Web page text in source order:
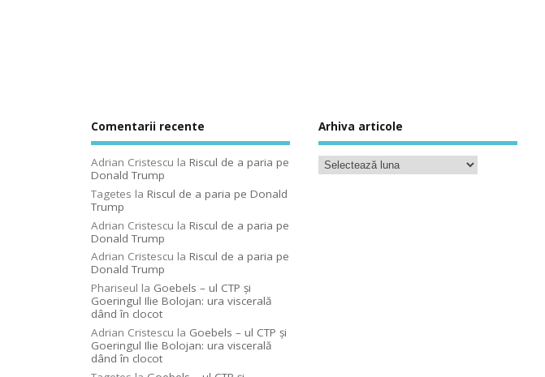
Comentarii recente
Adrian Cristescu la Riscul de a paria pe
Donald Trump
Tagetes la Riscul de a paria pe Donald
Trump
Adrian Cristescu la Riscul de a paria pe
Donald Trump
Adrian Cristescu la Riscul de a paria pe
Donald Trump
Phariseul la Goebels – ul CTP şi
Goeringul Ilie Bolojan: ura viscerală
dând în clocot
Adrian Cristescu la Goebels – ul CTP şi
Goeringul Ilie Bolojan: ura viscerală
dând în clocot
Arhiva articole